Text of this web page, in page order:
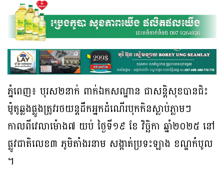
ភ្នំពេញ៖ បុរស២នាក់ ពាក់ឯកសណ្ឋាន ជាសន្តិសុខបានជិះ
ម៉ូតូឆ្លងផ្លូងត្រូវរថយន្តដឹកអ្នកដំណេីរបុកកិនស្លាប់ភ្លាមៗ
កាលពីវេលាម៉ោង៧ យប់ ថ្ងៃទី១៩ ខែ វិច្ឆិកា ឆ្នាំ២០២៥ នៅ
ផ្លូវជាតិលេខ៣ ភូមិតាំងរនាម សង្កាត់ប្រទះឡាង ខណ្ឌកំបូល
។